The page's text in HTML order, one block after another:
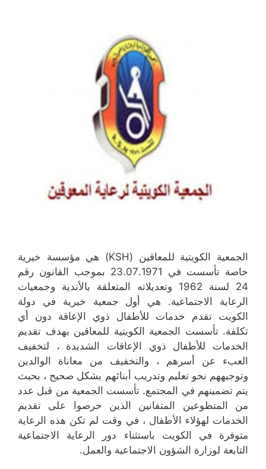
الجمعية الكويتية للمعاقين (KSH) هي مؤسسة خيرية
خاصة تأسست في 23.07.1971 بموجب القانون رقم
24 لسنة 1962 وتعديلاته المتعلقة بالأندية وجمعيات
الرعاية الاجتماعية. هي أول جمعية خيرية في دولة
الكويت تقدم خدمات للأطفال ذوي الإعاقة دون أي
تكلفة. تأسست الجمعية الكويتية للمعاقين بهدف تقديم
الخدمات للأطفال ذوي الإعاقات الشديدة ، لتخفيف
العبء عن أسرهم ، والتخفيف من معاناة الوالدين
وتوجيههم نحو تعليم وتدريب أبنائهم بشكل صحيح ، بحيث
يتم تضمينهم في المجتمع. تأسست الجمعية من قبل عدد
من المتطوعين المتفانين الذين حرصوا على تقديم
الخدمات لهؤلاء الأطفال ، في وقت لم تكن هذه الرعاية
متوفرة في الكويت باستثناء دور الرعاية الاجتماعية
التابعة لوزارة الشؤون الاجتماعية والعمل.